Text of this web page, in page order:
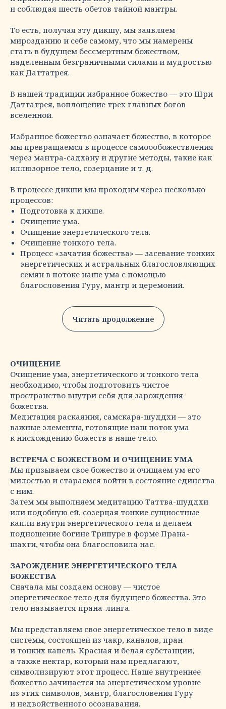
и соблюдая шесть обетов тайной мантры.
То есть, получая эту дикшу, мы заявляем
мирозданию и себе самому, что мы намерены
стать в будущем бессмертным божеством,
наделенным безграничными силами и мудростью
как Даттатрея.
В нашей традиции избранное божество — это Шри
Даттатрея, воплощение трех главных богов
вселенной.
Избранное божество означает божество, в которое
мы превращаемся в процессе самоообожествления
через мантра-садхану и другие методы, такие как
иллюзорное тело, созерцание и т. д.
В процессе дикши мы проходим через несколько
процессов:
Подготовка к дикше.
Очищение ума.
Очищение энергетического тела.
Очищение тонкого тела.
Процесс «зачатия божества» — засевание тонких
энергетических и астральных благословляющих
семян в потоке наше ума с помощью
благословения Гуру, мантр и церемоний.
Читать продолжение
ОЧИЩЕНИЕ
Очищение ума, энергетического и тонкого тела
необходимо, чтобы подготовить чистое
пространство внутри себя для зарождения
божества.
Медитация раскаяния, самскара-шуддхи — это
важные элементы, готовящие наш поток ума
к нисхождению божеств в наше тело.
ВСТРЕЧА С БОЖЕСТВОМ И ОЧИЩЕНИЕ УМА
Мы призываем свое божество и очищаем ум его
милостью и стараемся войти в состояние единства
с ним.
Затем мы выполняем медитацию Таттва-шуддхи
или подобную ей, созерцая тонкие сущностные
капли внутри энергетического тела и делаем
подношение богине Трипуре в форме Прана-
шакти, чтобы она благословила нас.
ЗАРОЖДЕНИЕ ЭНЕРГЕТИЧЕСКОГО ТЕЛА
БОЖЕСТВА
Сначала мы создаем основу — чистое
энергетическое тело для будущего божества. Это
тело называется прана-линга.
Мы представляем свое энергетическое тело в виде
системы, состоящей из чакр, каналов, пран
и тонких капель. Красная и белая субстанции,
а также нектар, который нам предлагают,
символизируют этот процесс. Наше внутреннее
божество зачинается на энергетическом уровне
из этих символов, мантр, благословения Гуру
и недвойственного осознавания.